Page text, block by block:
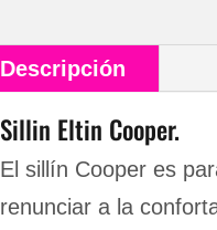
Descripción
Sillin Eltin Cooper.
El sillín Cooper es
renunciar a la